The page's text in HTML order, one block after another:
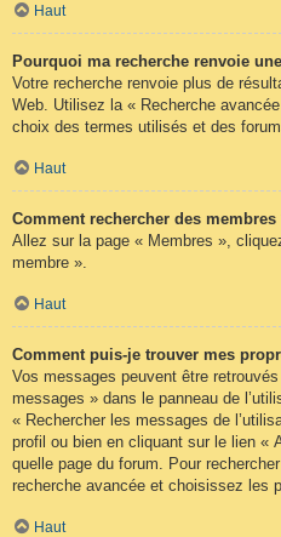
Haut
Pourquoi ma recherche renvoie
Votre recherche renvoie plus de
Web. Utilisez la « Recherche
choix des termes utilisés et des
Haut
Comment rechercher des membres
Allez sur la page « Membres »,
membre ».
Haut
Comment puis-je trouver mes
Vos messages peuvent être
messages » dans le panneau de
« Rechercher les messages de
profil ou bien en cliquant sur le lien «
quelle page du forum. Pour
recherche avancée et choisissez les
Haut